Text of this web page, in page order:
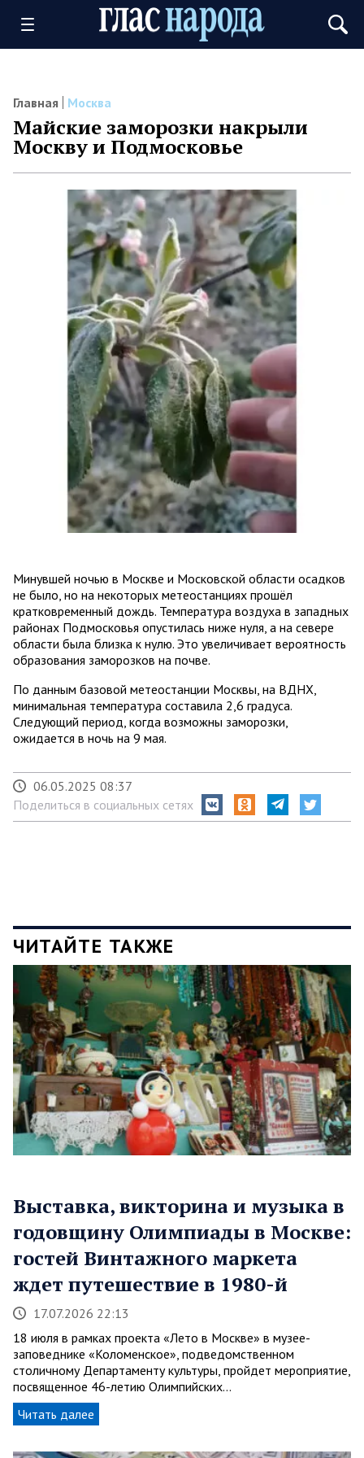
Главная Москва
Майские заморозки накрыли
Москву и Подмосковье
Минувшей ночью в Москве и Московской области осадков
не было, но на некоторых метеостанциях прошёл
кратковременный дождь. Температура воздуха в западных
районах Подмосковья опустилась ниже нуля, а на севере
области была близка к нулю. Это увеличивает вероятность
образования заморозков на почве.
По данным базовой метеостанции Москвы, на ВДНХ,
минимальная температура составила 2,6 градуса.
Следующий период, когда возможны заморозки,
ожидается в ночь на 9 мая.
06.05.2025 08:37
Поделиться в социальных сетях
ЧИТАЙТЕ ТАКЖЕ
Выставка, викторина и музыка в
годовщину Олимпиады в Москве:
гостей Винтажного маркета
ждет путешествие в 1980-й
17.07.2026 22:13
18 июля в рамках проекта «Лето в Москве» в музее-
заповеднике «Коломенское», подведомственном
столичному Департаменту культуры, пройдет мероприятие,
посвященное 46-летию Олимпийских…
Читать далее